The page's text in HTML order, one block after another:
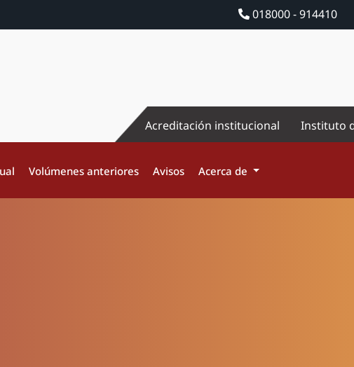
018000 - 914410
Acreditación institucional Instituto
Volúmenes anteriores Avisos Acerca de